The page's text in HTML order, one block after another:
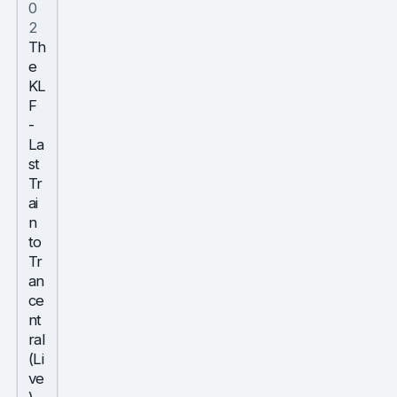
0
2
Th
e
KL
F
-
La
st
Tr
ai
n
to
Tr
an
ce
nt
ral
(Li
ve